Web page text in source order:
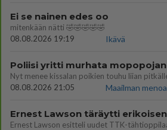
Ei se nainen edes oo
mitenkään nätti 🤣🤣🤣🤣🤣
08.08.2026 19:19
Ikävä
Poliisi yritti murhata mopopojan
08.08.2026 21:05
Maailman menoa